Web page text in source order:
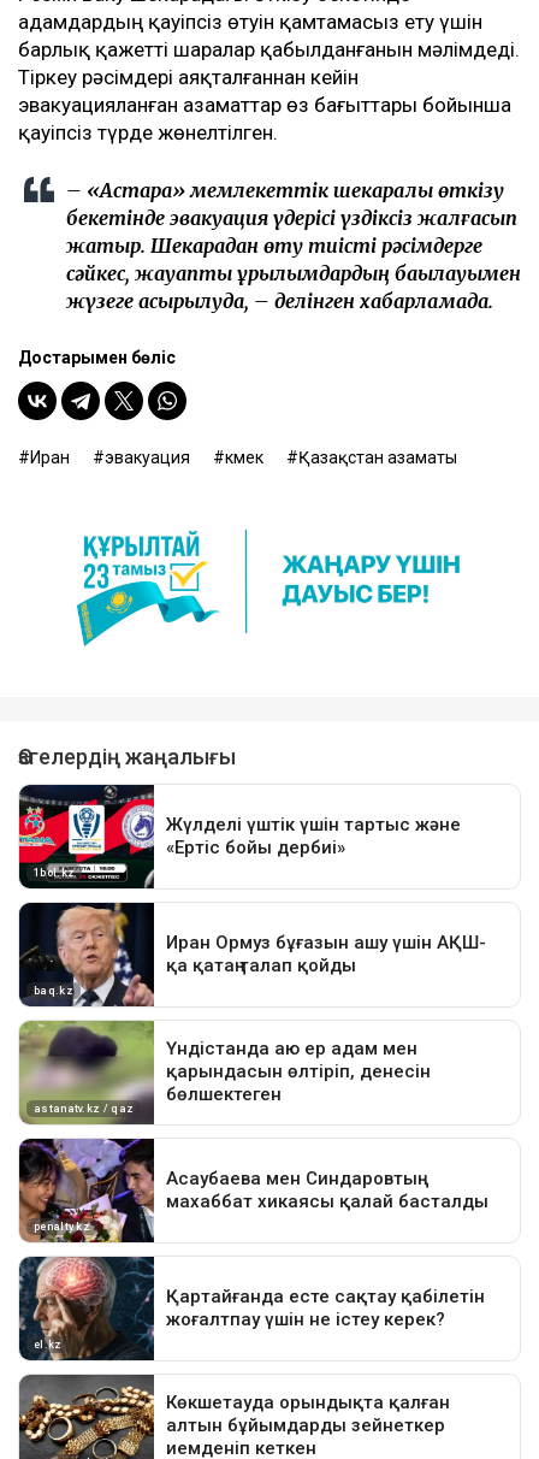
адамдардың қауіпсіз өтуін қамтамасыз ету үшін
барлық қажетті шаралар қабылданғанын мәлімдеді.
Тіркеу рәсімдері аяқталғаннан кейін
эвакуацияланған азаматтар өз бағыттары бойынша
қауіпсіз түрде жөнелтілген.
– «Астара» мемлекеттік шекаралық өткізу
бекетінде эвакуация үдерісі үздіксіз жалғасып
жатыр. Шекарадан өту тиісті рәсімдерге
сәйкес, жауапты құрылымдардың бақылауымен
жүзеге асырылуда, – делінген хабарламада.
Достарыңмен бөліс
Иран эвакуация көмек Қазақстан азаматы